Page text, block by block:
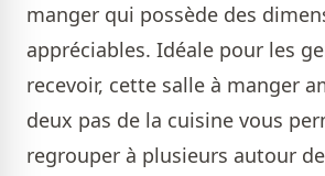
manger qui possède des
appréciables. Idéale pour les
recevoir, cette salle à manger
deux pas de la cuisine vous
regrouper à plusieurs autour